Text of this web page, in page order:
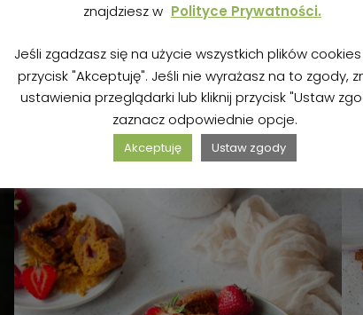
ZOBACZ PRZEPIS
znajdziesz w Polityce Prywatności.
Jeśli zgadzasz się na użycie wszystkich plików cookies
przycisk "Akceptuję". Jeśli nie wyrażasz na to zgody,
ustawienia przeglądarki lub kliknij przycisk "Ustaw
zaznacz odpowiednie opcje.
Akceptuję Ustaw zgody